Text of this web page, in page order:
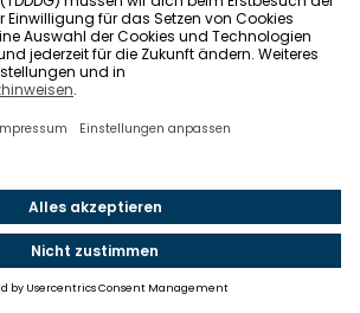
um sogenannte Affiliate-Links
bekommen wir bei Kaufabschluss
der Provision. Der Kaufpreis für
nicht.